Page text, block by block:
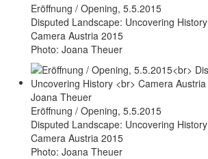
Eröffnung / Opening, 5.5.2015
Disputed Landscape: Uncovering History
Camera Austria 2015
Photo: Joana Theuer
Eröffnung / Opening, 5.5.2015
Disputed Landscape: Uncovering History
Camera Austria 2015
Photo: Joana Theuer